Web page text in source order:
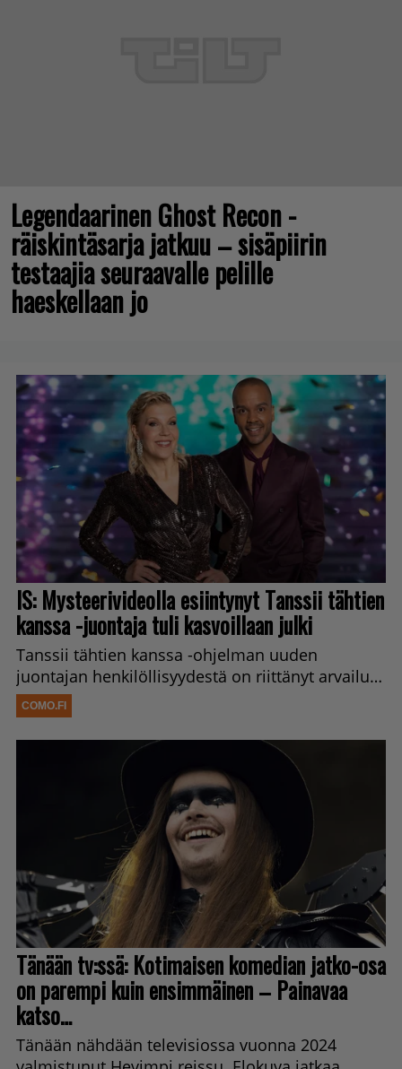
Legendaarinen Ghost Recon -
räiskintäsarja jatkuu – sisäpiirin
testaajia seuraavalle pelille
haeskellaan jo